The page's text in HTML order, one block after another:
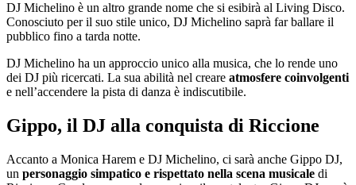
DJ Michelino è un altro grande nome che si esibirà al Living Disco.
Conosciuto per il suo stile unico, DJ Michelino saprà far ballare il
pubblico fino a tarda notte.
DJ Michelino ha un approccio unico alla musica, che lo rende uno
dei DJ più ricercati. La sua abilità nel creare atmosfere coinvolgenti
e nell’accendere la pista di danza è indiscutibile.
Gippo, il DJ alla conquista di Riccione
Accanto a Monica Harem e DJ Michelino, ci sarà anche Gippo DJ,
un personaggio simpatico e rispettato nella scena musicale di